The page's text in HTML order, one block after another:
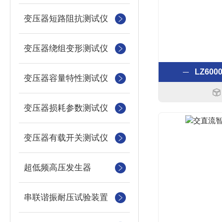
变压器短路阻抗测试仪
变压器绕组变形测试仪
变压器容量特性测试仪
变压器损耗参数测试仪
变压器有载开关测试仪
超低频高压发生器
串联谐振耐压试验装置